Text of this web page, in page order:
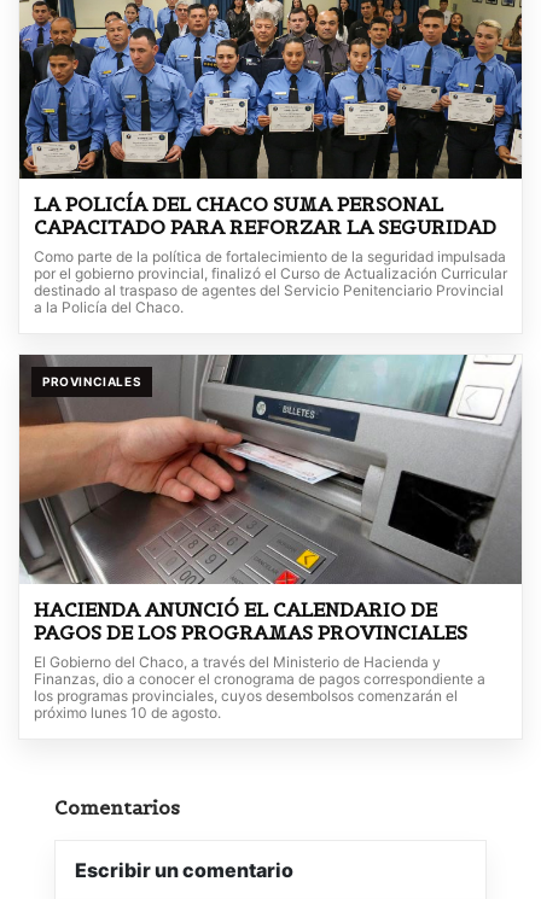
LA POLICÍA DEL CHACO SUMA PERSONAL
CAPACITADO PARA REFORZAR LA SEGURIDAD
Como parte de la política de fortalecimiento de la seguridad impulsada
por el gobierno provincial, finalizó el Curso de Actualización Curricular
destinado al traspaso de agentes del Servicio Penitenciario Provincial
a la Policía del Chaco.
PROVINCIALES
HACIENDA ANUNCIÓ EL CALENDARIO DE
PAGOS DE LOS PROGRAMAS PROVINCIALES
El Gobierno del Chaco, a través del Ministerio de Hacienda y
Finanzas, dio a conocer el cronograma de pagos correspondiente a
los programas provinciales, cuyos desembolsos comenzarán el
próximo lunes 10 de agosto.
Comentarios
Escribir un comentario